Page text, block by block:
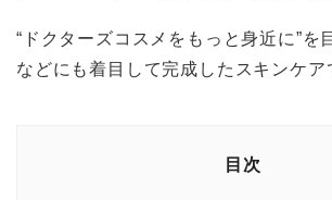
“ドクターズコスメをもっと身近に”を
などにも着目して完成したスキンケア
目次